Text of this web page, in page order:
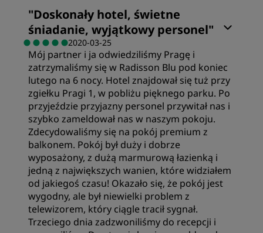
"Doskonały hotel, świetne
śniadanie, wyjątkowy personel"
2020-03-25
Mój partner i ja odwiedziliśmy Pragę i
zatrzymaliśmy się w Radisson Blu pod koniec
lutego na 6 nocy. Hotel znajdował się tuż przy
zgiełku Pragi 1, w pobliżu pięknego parku. Po
przyjeździe przyjazny personel przywitał nas i
szybko zameldował nas w naszym pokoju.
Zdecydowaliśmy się na pokój premium z
balkonem. Pokój był duży i dobrze
wyposażony, z dużą marmurową łazienką i
jedną z największych wanien, które widziałem
od jakiegoś czasu! Okazało się, że pokój jest
wygodny, ale był niewielki problem z
telewizorem, który ciągle tracił sygnał.
Trzeciego dnia zadzwoniliśmy do recepcji i